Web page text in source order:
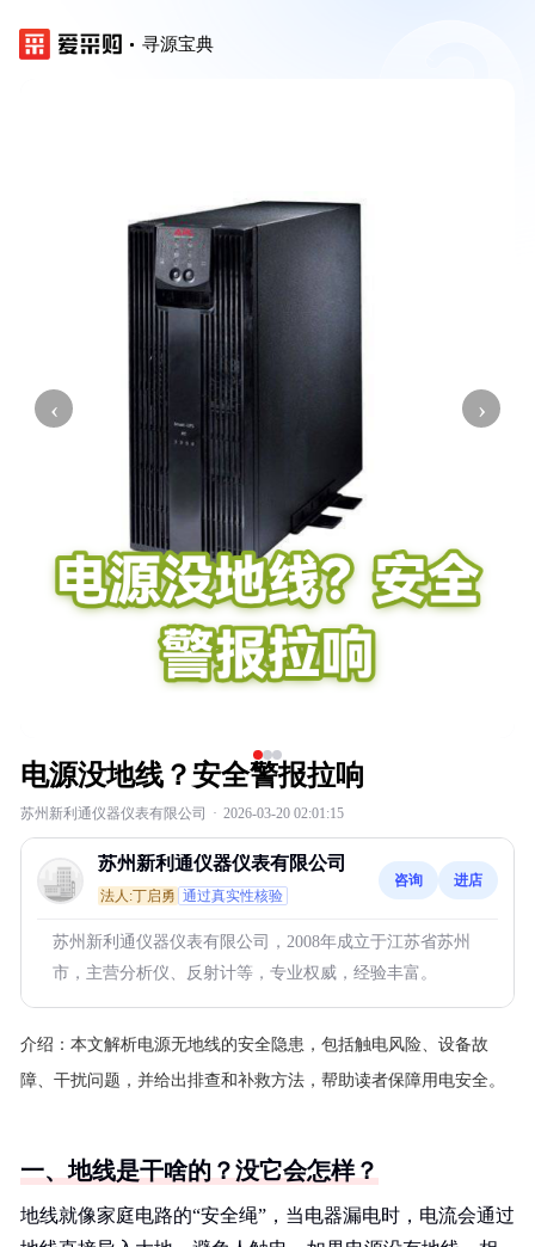
寻源宝典
‹ ›
电源没地线？安全警报拉响
苏州新利通仪器仪表有限公司 · 2026-03-20 02:01:15
苏州新利通仪器仪表有限公司
法人:丁启勇 通过真实性核验
咨询 进店
苏州新利通仪器仪表有限公司，2008年成立于江苏省苏州
市，主营分析仪、反射计等，专业权威，经验丰富。
介绍： 本文解析电源无地线的安全隐患，包括触电风险、设备故
障、干扰问题，并给出排查和补救方法，帮助读者保障用电安全。
一、地线是干啥的？没它会怎样？
地线就像家庭电路的“安全绳”，当电器漏电时，电流会通过